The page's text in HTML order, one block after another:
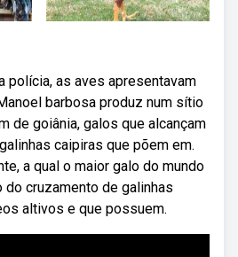
polícia, as aves apresentavam
barbosa produz num sítio
de goiânia, galos que alcançam
caipiras que põem em.
a qual o maior galo do mundo
cruzamento de galinhas
altivos e que possuem.